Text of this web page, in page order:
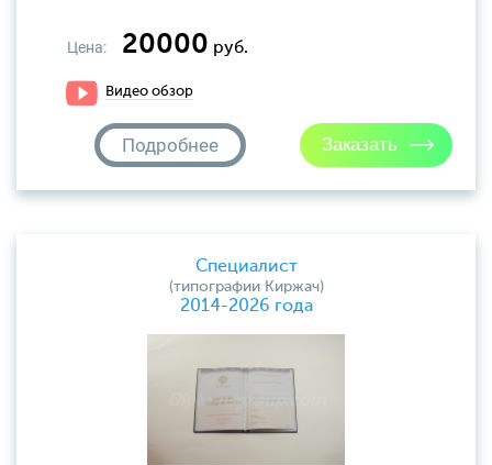
Цена: 20000 руб.
Видео обзор
Подробнее
Специалист
(типографии Киржач)
2014-2026 года